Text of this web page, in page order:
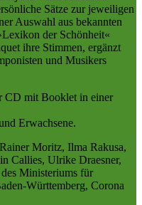
Sätze zur jeweiligen
Auswahl aus bekannten
der Schönheit«
ihre Stimmen, ergänzt
und Musikers
CD mit Booklet in einer
Erwachsene.
Moritz, Ilma Rakusa,
Callies, Ulrike Draesner,
Ministeriums für
Württemberg, Corona